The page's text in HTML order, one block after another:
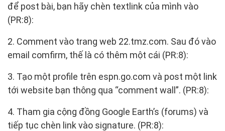
để post bài, bạn hãy chèn textlink của mình vào
(PR:8):
2. Comment vào trang web 22.tmz.com. Sau đó vào
email comfirm, thế là có thêm một cái (PR:8):
3. Tạo một profile trên espn.go.com và post một link
tới website bạn thông qua “comment wall”. (PR:8):
4. Tham gia cộng đồng Google Earth’s (forums) và
tiếp tục chèn link vào signature. (PR:8):